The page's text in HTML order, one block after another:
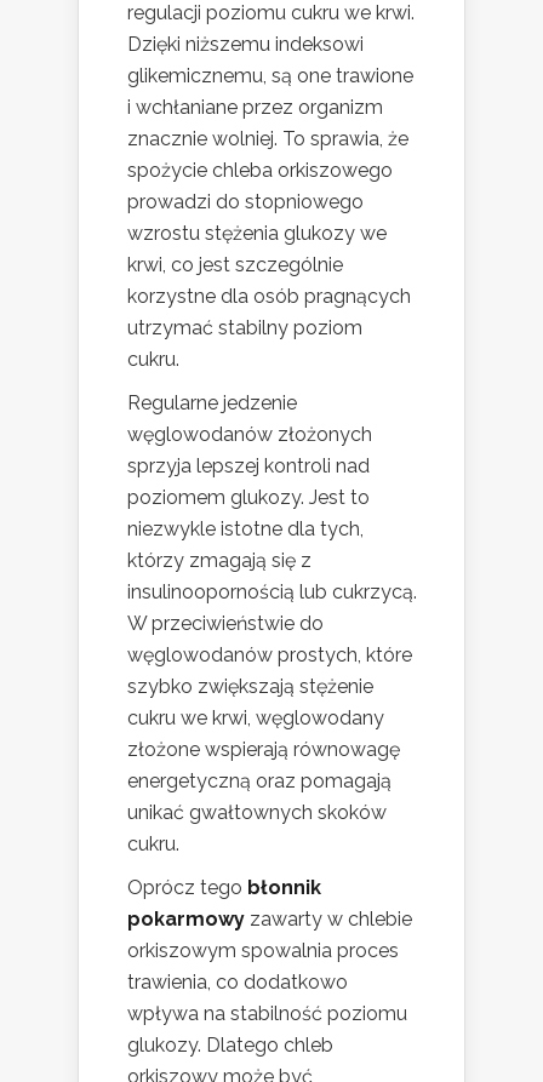
regulacji poziomu cukru we krwi.
Dzięki niższemu indeksowi
glikemicznemu, są one trawione
i wchłaniane przez organizm
znacznie wolniej. To sprawia, że
spożycie chleba orkiszowego
prowadzi do stopniowego
wzrostu stężenia glukozy we
krwi, co jest szczególnie
korzystne dla osób pragnących
utrzymać stabilny poziom
cukru.
Regularne jedzenie
węglowodanów złożonych
sprzyja lepszej kontroli nad
poziomem glukozy. Jest to
niezwykle istotne dla tych,
którzy zmagają się z
insulinoopornością lub cukrzycą.
W przeciwieństwie do
węglowodanów prostych, które
szybko zwiększają stężenie
cukru we krwi, węglowodany
złożone wspierają równowagę
energetyczną oraz pomagają
unikać gwałtownych skoków
cukru.
Oprócz tego błonnik
pokarmowy zawarty w chlebie
orkiszowym spowalnia proces
trawienia, co dodatkowo
wpływa na stabilność poziomu
glukozy. Dlatego chleb
orkiszowy może być